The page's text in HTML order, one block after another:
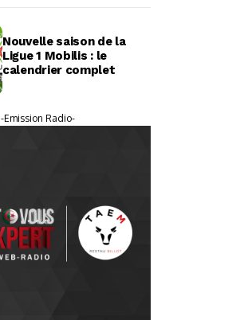
Nouvelle saison de la
Ligue 1 Mobilis : le
calendrier complet
-Emission Radio-